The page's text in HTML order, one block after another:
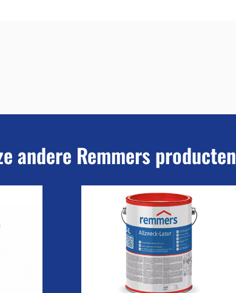
andere Remmers producten